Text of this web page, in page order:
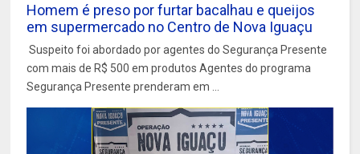
Homem é preso por furtar bacalhau e queijos
em supermercado no Centro de Nova Iguaçu
Suspeito foi abordado por agentes do Segurança Presente
com mais de R$ 500 em produtos Agentes do programa
Segurança Presente prenderam em ...